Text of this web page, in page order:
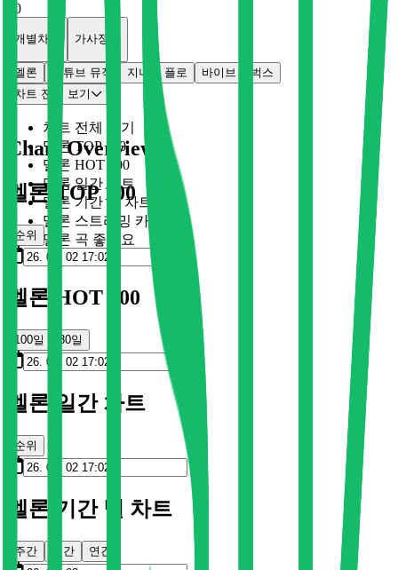
0
개별차트 가사정보
멜론 유튜브 뮤직 지니 플로 바이브
벅스
차트 전체 보기
차트 전체 보기
멜론 TOP 100
멜론 HOT 100
멜론 일간 차트
멜론 기간 별 차트
멜론 스트리밍 카드
멜론 곡 좋아요
Chart Overview
멜론 TOP 100
순위
멜론 HOT 100
100일 30일
멜론 일간 차트
순위
멜론 기간 별 차트
주간 월간 연간